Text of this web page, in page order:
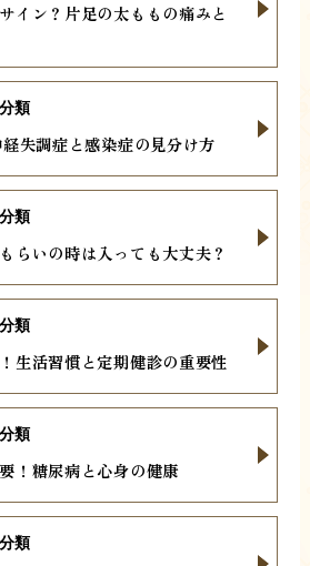
イン？片足の太ももの痛みと
失調症と感染症の見分け方
類
らいの時は入っても大丈夫？
類
生活習慣と定期健診の重要性
類
！糖尿病と心身の健康
類
類